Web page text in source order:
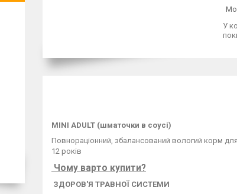
У
MINI ADULT (шматочки в соусі)
Повнораціонний, збалансований вологий корм для
12 років
Чому варто купити?
ЗДОРОВ'Я ТРАВНОЇ СИСТЕМИ